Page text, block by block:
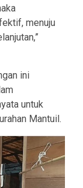
menuju
ini
untuk
Mantuil.